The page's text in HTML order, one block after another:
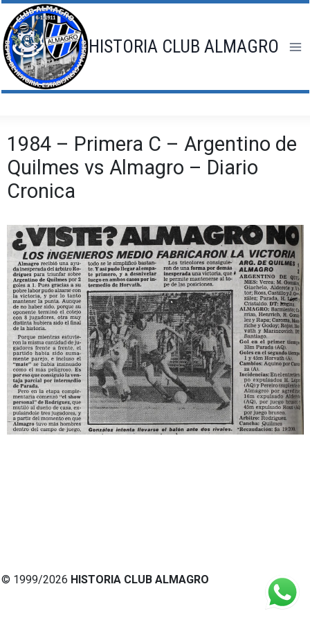
Saltar
al
contenido
HISTORIA CLUB ALMAGRO
1984 – Primera C – Argentino de
Quilmes vs Almagro – Diario
Cronica
© 1999/2026 HISTORIA CLUB ALMAGRO